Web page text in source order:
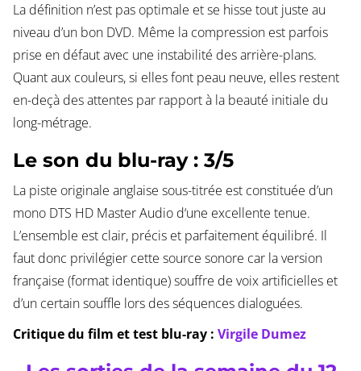
La définition n’est pas optimale et se hisse tout juste au
niveau d’un bon DVD. Même la compression est parfois
prise en défaut avec une instabilité des arrière-plans.
Quant aux couleurs, si elles font peau neuve, elles restent
en-deçà des attentes par rapport à la beauté initiale du
long-métrage.
Le son du blu-ray : 3/5
La piste originale anglaise sous-titrée est constituée d’un
mono DTS HD Master Audio d‘une excellente tenue.
L’ensemble est clair, précis et parfaitement équilibré. Il
faut donc privilégier cette source sonore car la version
française (format identique) souffre de voix artificielles et
d’un certain souffle lors des séquences dialoguées.
Critique du film et test blu-ray : Virgile Dumez